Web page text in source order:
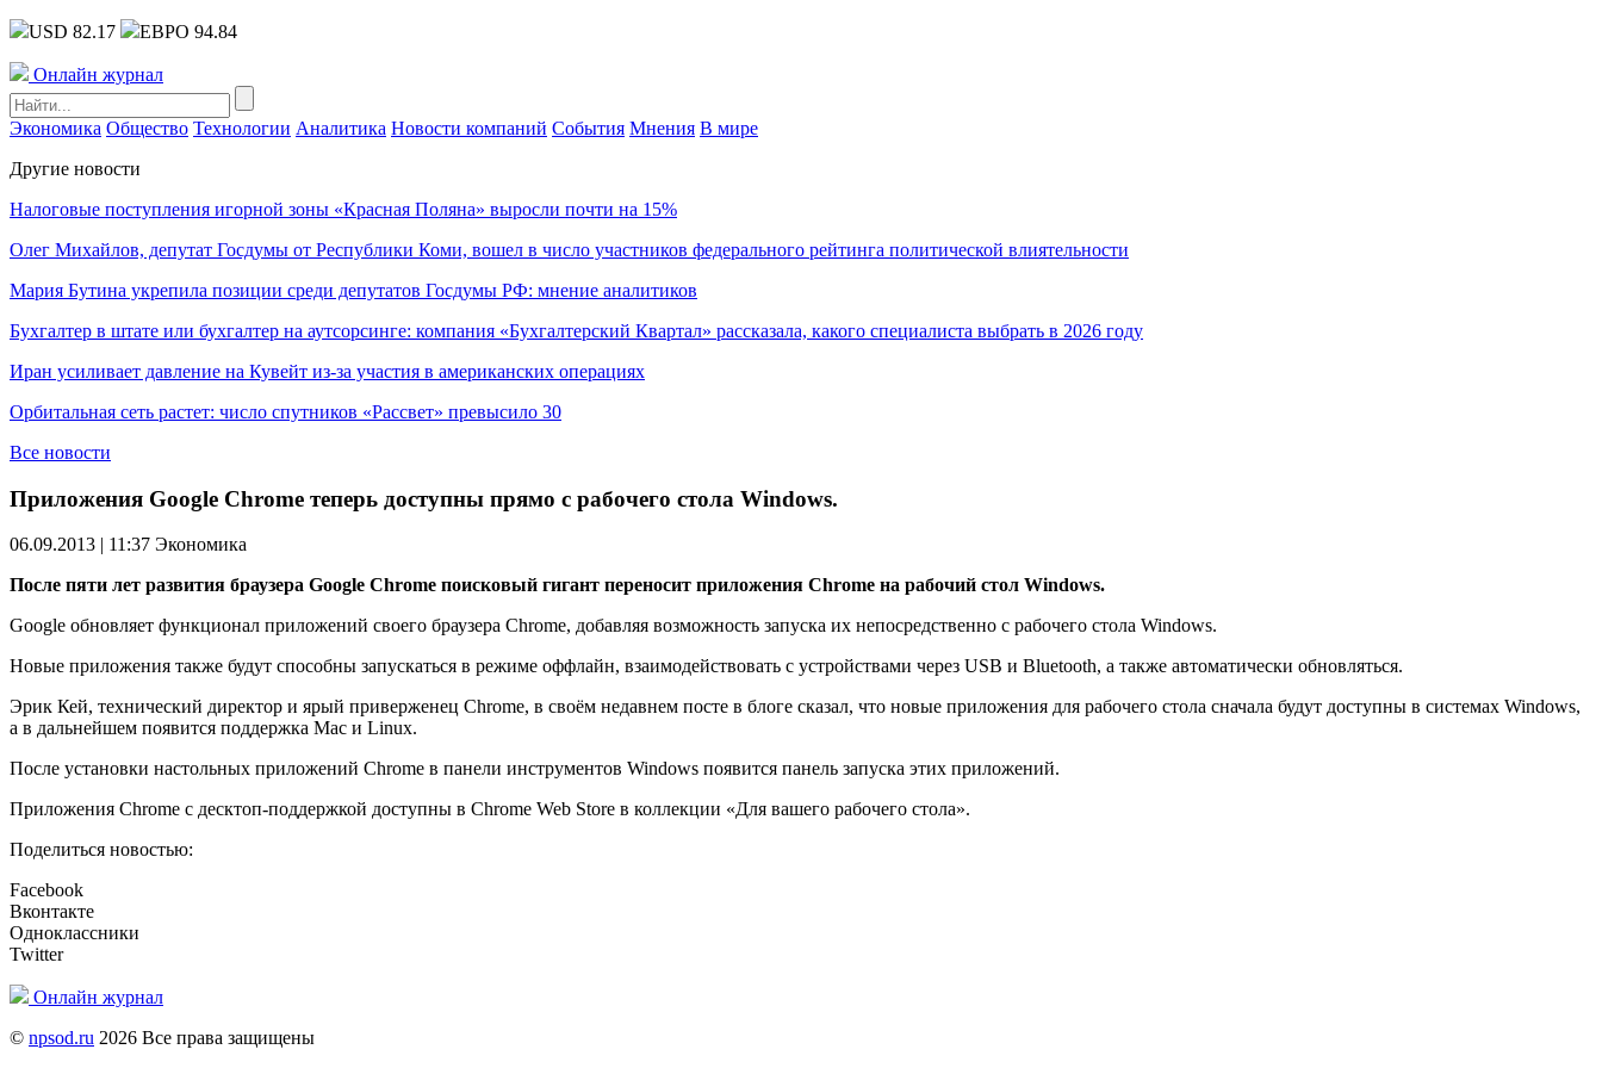
USD 82.17 ЕВРО 94.84
Онлайн журнал
Экономика Общество Технологии Аналитика Новости компаний События Мнения В мире
Другие новости
Налоговые поступления игорной зоны «Красная Поляна» выросли почти на 15%
Олег Михайлов, депутат Госдумы от Республики Коми, вошел в число участников федерального рейтинга политической влиятельности
Мария Бутина укрепила позиции среди депутатов Госдумы РФ: мнение аналитиков
Бухгалтер в штате или бухгалтер на аутсорсинге: компания «Бухгалтерский Квартал» рассказала, какого специалиста выбрать в 2026 году
Иран усиливает давление на Кувейт из-за участия в американских операциях
Орбитальная сеть растет: число спутников «Рассвет» превысило 30
Все новости
Приложения Google Chrome теперь доступны прямо с рабочего стола Windows.
06.09.2013 | 11:37 Экономика
После пяти лет развития браузера Google Chrome поисковый гигант переносит приложения Chrome на рабочий стол Windows.
Google обновляет функционал приложений своего браузера Chrome, добавляя возможность запуска их непосредственно с рабочего стола Windows.
Новые приложения также будут способны запускаться в режиме оффлайн, взаимодействовать с устройствами через USB и Bluetooth, а также автоматически обновляться.
Эрик Кей, технический директор и ярый приверженец Chrome, в своём недавнем посте в блоге сказал, что новые приложения для рабочего стола сначала будут доступны в системах Windows,
а в дальнейшем появится поддержка Mac и Linux.
После установки настольных приложений Chrome в панели инструментов Windows появится панель запуска этих приложений.
Приложения Chrome с десктоп-поддержкой доступны в Chrome Web Store в коллекции «Для вашего рабочего стола».
Поделиться новостью:
Facebook
Вконтакте
Одноклассники
Twitter
Онлайн журнал
© npsod.ru 2026 Все права защищены